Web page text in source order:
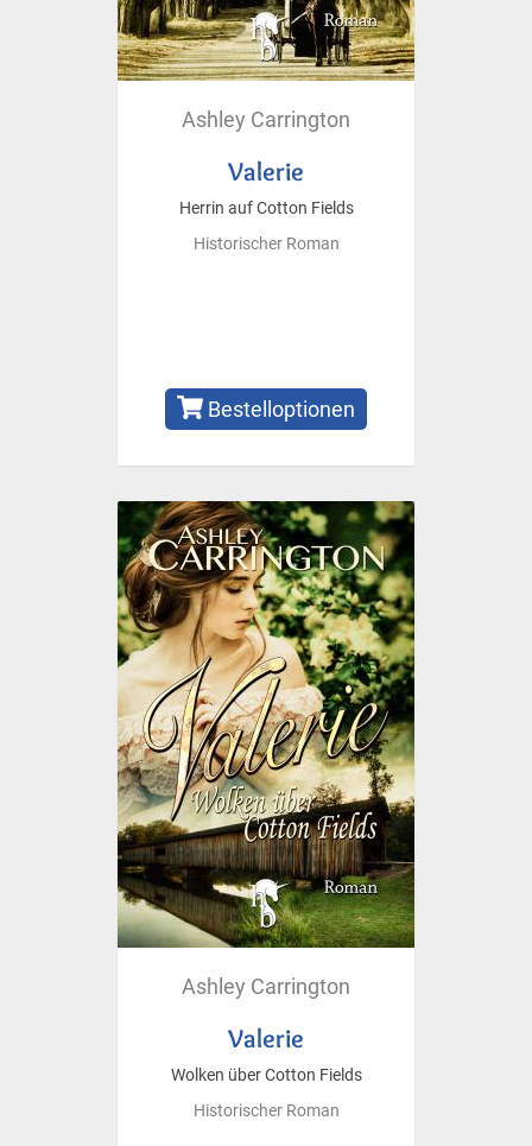
Ashley Carrington
Valerie
Herrin auf Cotton Fields
Historischer Roman
Bestelloptionen
Ashley Carrington
Valerie
Wolken über Cotton Fields
Historischer Roman